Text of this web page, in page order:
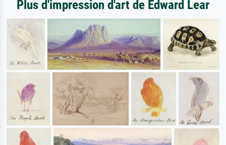
Plus d'impression d'art de Edward Lear